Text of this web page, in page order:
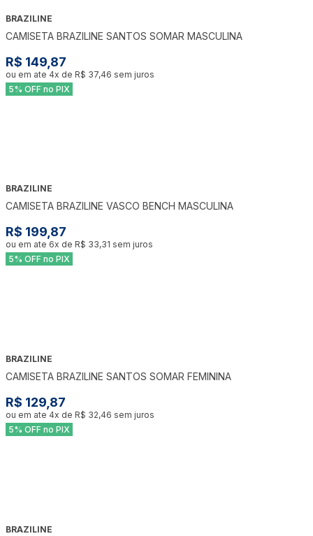
BRAZILINE
CAMISETA BRAZILINE SANTOS SOMAR MASCULINA
R$ 149,87
ou em ate 4x de R$ 37,46 sem juros
5% OFF no PIX
BRAZILINE
CAMISETA BRAZILINE VASCO BENCH MASCULINA
R$ 199,87
ou em ate 6x de R$ 33,31 sem juros
5% OFF no PIX
BRAZILINE
CAMISETA BRAZILINE SANTOS SOMAR FEMININA
R$ 129,87
ou em ate 4x de R$ 32,46 sem juros
5% OFF no PIX
BRAZILINE